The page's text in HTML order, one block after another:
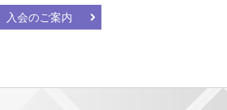
入会のご案内